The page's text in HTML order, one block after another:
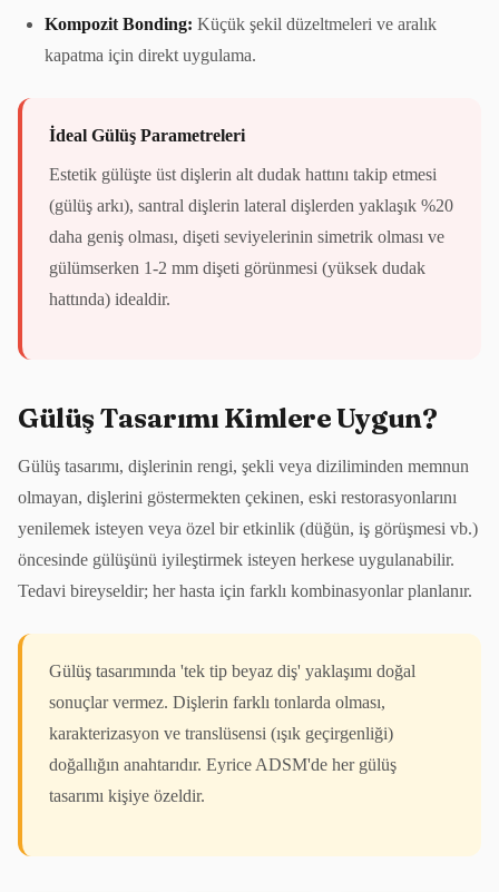
Kompozit Bonding: Küçük şekil düzeltmeleri ve aralık
kapatma için direkt uygulama.
İdeal Gülüş Parametreleri
Estetik gülüşte üst dişlerin alt dudak hattını takip etmesi
(gülüş arkı), santral dişlerin lateral dişlerden yaklaşık %20
daha geniş olması, dişeti seviyelerinin simetrik olması ve
gülümserken 1-2 mm dişeti görünmesi (yüksek dudak
hattında) idealdir.
Gülüş Tasarımı Kimlere Uygun?
Gülüş tasarımı, dişlerinin rengi, şekli veya diziliminden memnun
olmayan, dişlerini göstermekten çekinen, eski restorasyonlarını
yenilemek isteyen veya özel bir etkinlik (düğün, iş görüşmesi vb.)
öncesinde gülüşünü iyileştirmek isteyen herkese uygulanabilir.
Tedavi bireyseldir; her hasta için farklı kombinasyonlar planlanır.
Gülüş tasarımında 'tek tip beyaz diş' yaklaşımı doğal
sonuçlar vermez. Dişlerin farklı tonlarda olması,
karakterizasyon ve translüsensi (ışık geçirgenliği)
doğallığın anahtarıdır. Eyrice ADSM'de her gülüş
tasarımı kişiye özeldir.